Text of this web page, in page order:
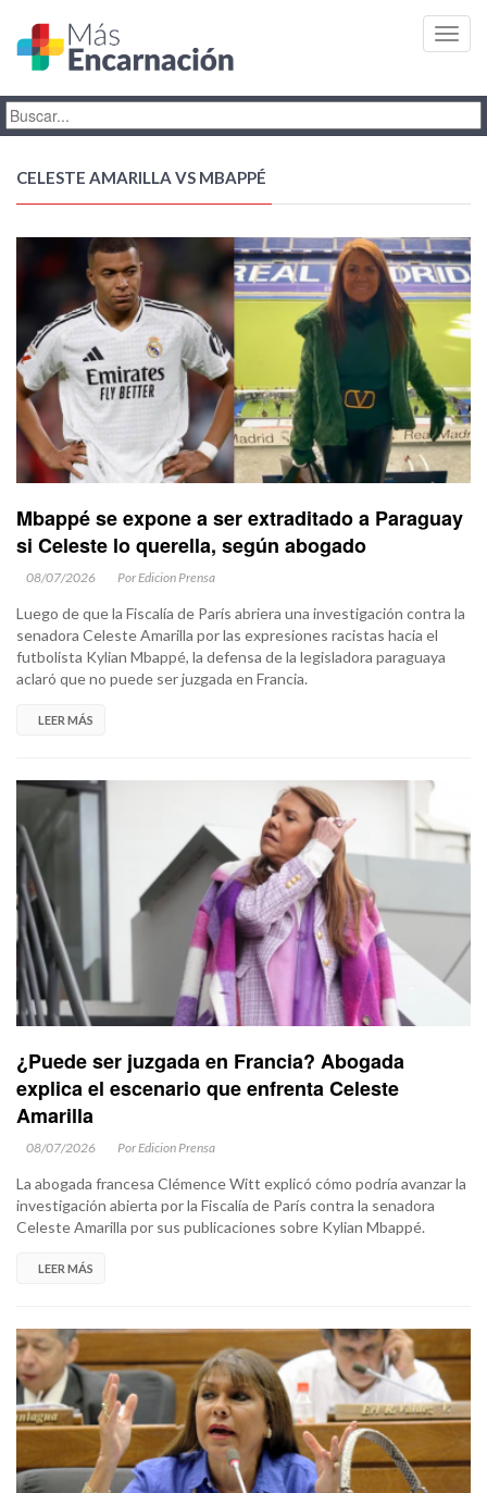
CELESTE AMARILLA VS MBAPPÉ
Mbappé se expone a ser extraditado a Paraguay
si Celeste lo querella, según abogado
08/07/2026 Por Edicion Prensa
Luego de que la Fiscalía de París abriera una investigación contra la
senadora Celeste Amarilla por las expresiones racistas hacia el
futbolista Kylian Mbappé, la defensa de la legisladora paraguaya
aclaró que no puede ser juzgada en Francia.
LEER MÁS
¿Puede ser juzgada en Francia? Abogada
explica el escenario que enfrenta Celeste
Amarilla
08/07/2026 Por Edicion Prensa
La abogada francesa Clémence Witt explicó cómo podría avanzar la
investigación abierta por la Fiscalía de París contra la senadora
Celeste Amarilla por sus publicaciones sobre Kylian Mbappé.
LEER MÁS